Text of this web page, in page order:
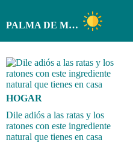
PALMA DE MALLORCA
HOGAR
Dile adiós a las ratas y los
ratones con este ingrediente
natural que tienes en casa